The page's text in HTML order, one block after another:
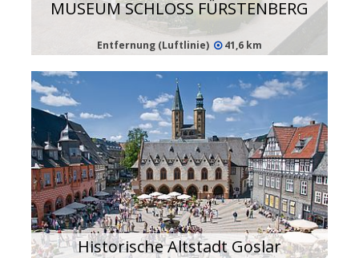
MUSEUM SCHLOSS FÜRSTENBERG
Entfernung (Luftlinie) 41,6 km
Historische Altstadt Goslar